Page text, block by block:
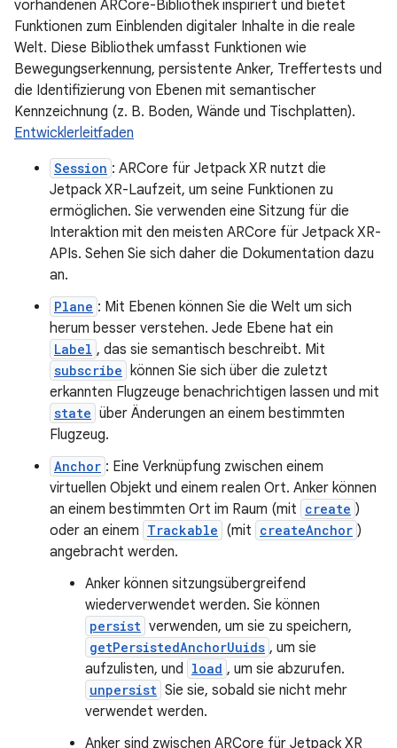
vorhandenen ARCore-Bibliothek inspiriert und bietet
Funktionen zum Einblenden digitaler Inhalte in die reale
Welt. Diese Bibliothek umfasst Funktionen wie
Bewegungserkennung, persistente Anker, Treffertests und
die Identifizierung von Ebenen mit semantischer
Kennzeichnung (z. B. Boden, Wände und Tischplatten).
Entwicklerleitfaden
Session : ARCore für Jetpack XR nutzt die
Jetpack XR-Laufzeit, um seine Funktionen zu
ermöglichen. Sie verwenden eine Sitzung für die
Interaktion mit den meisten ARCore für Jetpack XR-
APIs. Sehen Sie sich daher die Dokumentation dazu
an.
Plane : Mit Ebenen können Sie die Welt um sich
herum besser verstehen. Jede Ebene hat ein
Label , das sie semantisch beschreibt. Mit
subscribe können Sie sich über die zuletzt
erkannten Flugzeuge benachrichtigen lassen und mit
state über Änderungen an einem bestimmten
Flugzeug.
Anchor : Eine Verknüpfung zwischen einem
virtuellen Objekt und einem realen Ort. Anker können
an einem bestimmten Ort im Raum (mit create )
oder an einem Trackable (mit createAnchor )
angebracht werden.
Anker können sitzungsübergreifend
wiederverwendet werden. Sie können
persist verwenden, um sie zu speichern,
getPersistedAnchorUuids , um sie
aufzulisten, und load , um sie abzurufen.
unpersist Sie sie, sobald sie nicht mehr
verwendet werden.
Anker sind zwischen ARCore für Jetpack XR